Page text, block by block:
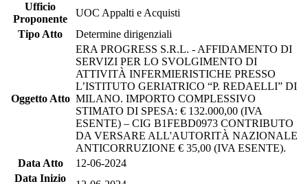
Ufficio
Proponente
UOC Appalti e Acquisti
Tipo Atto
Determine dirigenziali
Oggetto Atto
ERA PROGRESS S.R.L. - AFFIDAMENTO DI
SERVIZI PER LO SVOLGIMENTO DI
ATTIVITÀ INFERMIERISTICHE PRESSO
L’ISTITUTO GERIATRICO “P. REDAELLI” DI
MILANO. IMPORTO COMPLESSIVO
STIMATO DI SPESA: € 132.000,00 (IVA
ESENTE) – CIG B1FEBD0973 CONTRIBUTO
DA VERSARE ALL'AUTORITÀ NAZIONALE
ANTICORRUZIONE € 35,00 (IVA ESENTE).
Data Atto
12-06-2024
Data Inizio